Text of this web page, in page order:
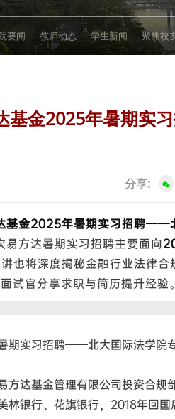
要闻 教师动态 学生新闻 聚焦校
基金2025年暑期实
分享:
基金2025年暑期实习招聘——
方达暑期实习招聘主要面向
也将深度揭秘金融行业法律
试官分享求职与简历提升经验
期实习招聘——北大国际法学院
方达基金管理有限公司投资合规
林银行、花旗银行，2018年回